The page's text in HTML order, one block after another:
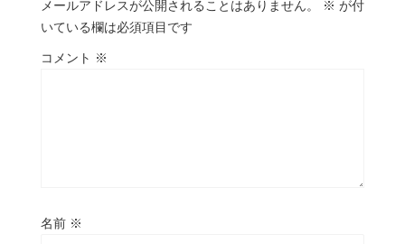
メールアドレスが公開されることはありません。 ※ が付
いている欄は必須項目です
コメント ※
名前 ※